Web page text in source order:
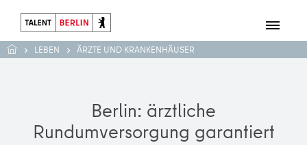
LEBEN ÄRZTE UND KRANKENHÄUSER
Berlin: ärztliche
Rundumversorgung garantiert